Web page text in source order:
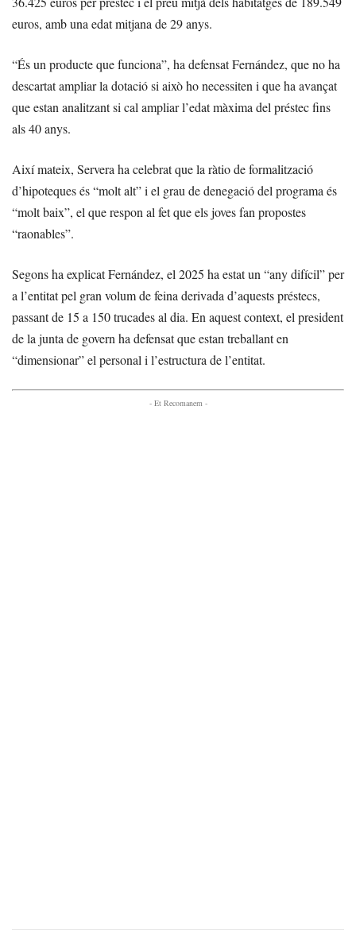
euros, amb una edat mitjana de 29 anys.
“És un producte que funciona”, ha defensat Fernández, que no ha
descartat ampliar la dotació si això ho necessiten i que ha avançat
que estan analitzant si cal ampliar l’edat màxima del préstec fins
als 40 anys.
Així mateix, Servera ha celebrat que la ràtio de formalització
d’hipoteques és “molt alt” i el grau de denegació del programa és
“molt baix”, el que respon al fet que els joves fan propostes
“raonables”.
Segons ha explicat Fernández, el 2025 ha estat un “any difícil” per
a l’entitat pel gran volum de feina derivada d’aquests préstecs,
passant de 15 a 150 trucades al dia. En aquest context, el president
de la junta de govern ha defensat que estan treballant en
“dimensionar” el personal i l’estructura de l’entitat.
- Et Recomanem -